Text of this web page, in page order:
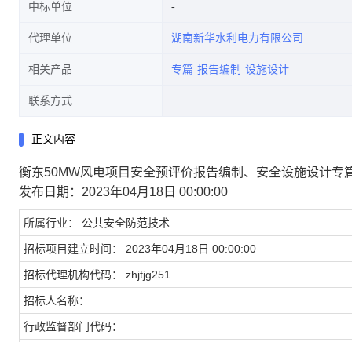
中标单位
代理单位 湖南新华水利电力有限公司
相关产品 专篇 报告编制 设施设计
联系方式
正文内容
衡东50MW风电项目安全预评价报告编制、安全设施设计专
发布日期：2023年04月18日 00:00:00
所属行业： 公共安全防范技术
招标项目建立时间： 2023年04月18日 00:00:00
招标代理机构代码： zhjtjg251
招标人名称：
行政监督部门代码：